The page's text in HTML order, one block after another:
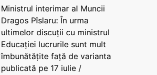
Ministrul interimar al Muncii
Dragos Pîslaru: În urma
ultimelor discuții cu ministrul
Educației lucrurile sunt mult
îmbunătățite față de varianta
publicată pe 17 iulie /